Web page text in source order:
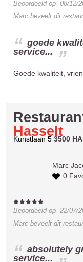
Beoordeeld op08/12/
Marc beveelt dit
goede
service...
Goede kwaliteit,
Hasselt
Kunstlaan 53500
Marc
0
Beoordeeld op22/07/
Marc beveelt dit
absolutely
service...